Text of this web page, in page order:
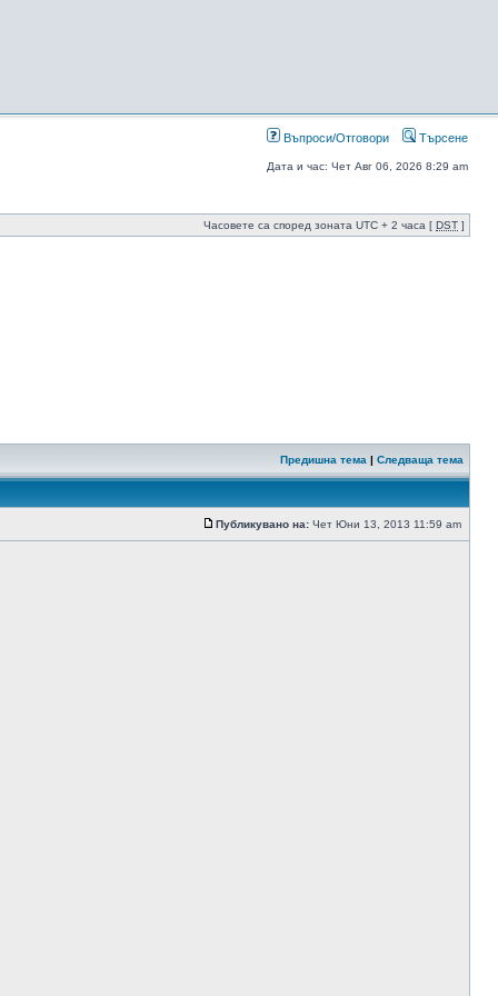
Въпроси/Отговори Търсене
Дата и час: Чет Авг 06, 2026 8:29 am
Часовете са според зоната UTC + 2 часа [ DST ]
Предишна тема | Следваща тема
Публикувано на: Чет Юни 13, 2013 11:59 am